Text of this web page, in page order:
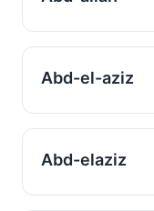
Abd-el-aziz
Abd-elaziz